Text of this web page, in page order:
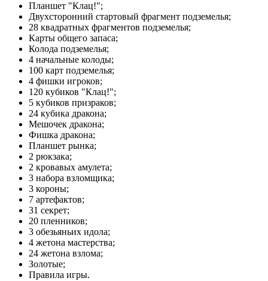
Планшет "Клац!";
Двухсторонний стартовый фрагмент подземелья;
28 квадратных фрагментов подземелья;
Карты общего запаса;
Колода подземелья;
4 начальные колоды;
100 карт подземелья;
4 фишки игроков;
120 кубиков "Клац!";
5 кубиков призраков;
24 кубика дракона;
Мешочек дракона;
Фишка дракона;
Планшет рынка;
2 рюкзака;
2 кровавых амулета;
3 набора взломщика;
3 короны;
7 артефактов;
31 секрет;
20 пленников;
3 обезьяньих идола;
4 жетона мастерства;
24 жетона взлома;
Золотые;
Правила игры.